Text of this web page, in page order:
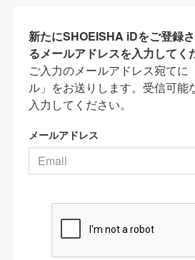
新たにSHOEISHA iDをご登録
るメールアドレスを入力してく
ご入力のメールアドレス宛てに
ル」をお送りします。受信可能
入力してください。
メールアドレス